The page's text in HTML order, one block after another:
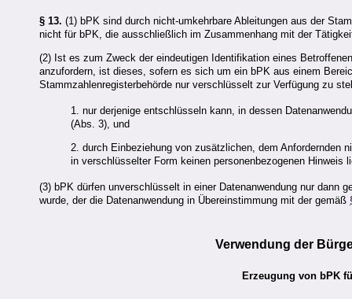
§ 13. (1) bPK sind durch nicht-umkehrbare Ableitungen aus der
nicht für bPK, die ausschließlich im Zusammenhang mit der
(2) Ist es zum Zweck der eindeutigen Identifikation eines
anzufordern, ist dieses, sofern es sich um ein bPK aus einem
Stammzahlenregisterbehörde nur verschlüsselt zur Verfügung zu
1. nur derjenige entschlüsseln kann, in dessen
(Abs. 3), und
2. durch Einbeziehung von zusätzlichen, dem Anfordernden
in verschlüsselter Form keinen personenbezogenen Hinweis
(3) bPK dürfen unverschlüsselt in einer Datenanwendung nur dann
wurde, der die Datenanwendung in Übereinstimmung mit der gemäß
Verwendung der
Erzeugung von bPK